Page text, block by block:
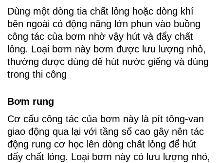
Dùng một dòng tia chất lỏng hoặc dòng khí
bên ngoài có động năng lớn phun vào buồng
công tác của bơm nhờ vậy hút và đẩy chất
lỏng. Loại bơm này bơm được lưu lượng nhỏ,
thường được dùng để hút nước giếng và dùng
trong thi công
Bơm rung
Cơ cấu công tác của bơm này là pít tông-van
giao động qua lại với tầng số cao gây nên tác
động rung cơ học lên dòng chất lỏng để hút
đẩy chất lỏng. Loại bơm này có lưu lượng nhỏ,